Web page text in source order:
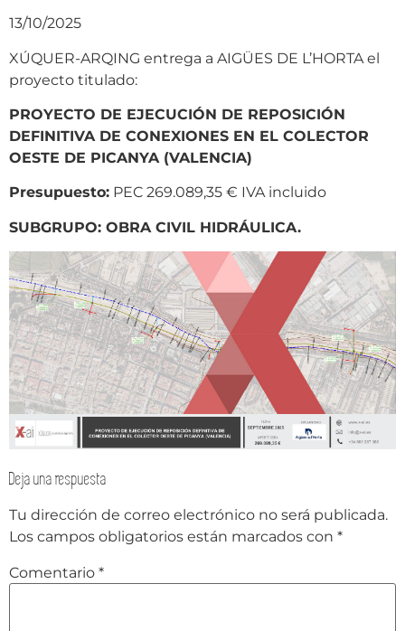
13/10/2025
XÚQUER-ARQING entrega a AIGÜES DE L’HORTA el
proyecto titulado:
PROYECTO DE EJECUCIÓN DE REPOSICIÓN
DEFINITIVA DE CONEXIONES EN EL COLECTOR
OESTE DE PICANYA (VALENCIA)
Presupuesto: PEC 269.089,35 € IVA incluido
SUBGRUPO: OBRA CIVIL HIDRÁULICA.
Deja una respuesta
Tu dirección de correo electrónico no será publicada.
Los campos obligatorios están marcados con *
Comentario *